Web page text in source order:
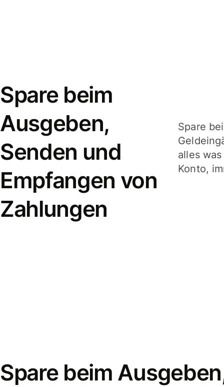
Spare beim
Ausgeben,
Senden und
Empfangen von
Zahlungen
Spare
alles
Konto,
Spare beim